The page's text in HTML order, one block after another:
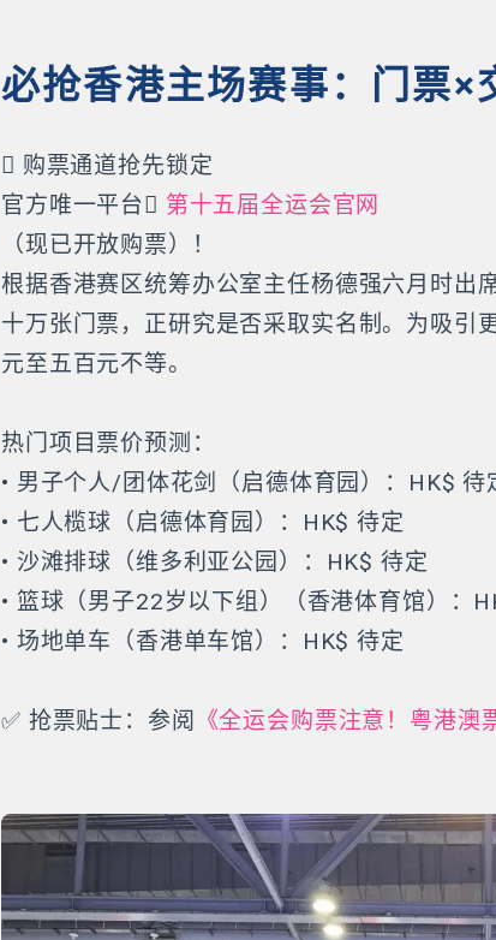
必抢香港主场赛事：门票×
 购票通道抢先锁定
官方唯一平台 第十五届全运会官网
（现已开放购票）！
根据香港赛区统筹办公室主任杨德强六月时出
十万张门票，正研究是否采取实名制。为吸引
元至五百元不等。
热门项目票价预测：
• 男子个人/团体花剑（启德体育园）：HK$ 待
• 七人榄球（启德体育园）：HK$ 待定
• 沙滩排球（维多利亚公园）：HK$ 待定
• 篮球（男子22岁以下组）（香港体育馆）：
• 场地单车（香港单车馆）：HK$ 待定
✅ 抢票贴士：参阅 《全运会购票注意！粤港